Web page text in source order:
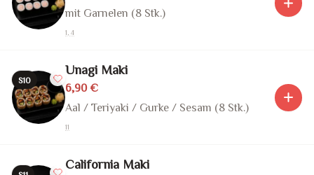
mit Garnelen (8 Stk.)
1, 4
S10
Unagi Maki
6,90 €
Aal / Teriyaki / Gurke / Sesam (8 Stk.)
11
California Maki